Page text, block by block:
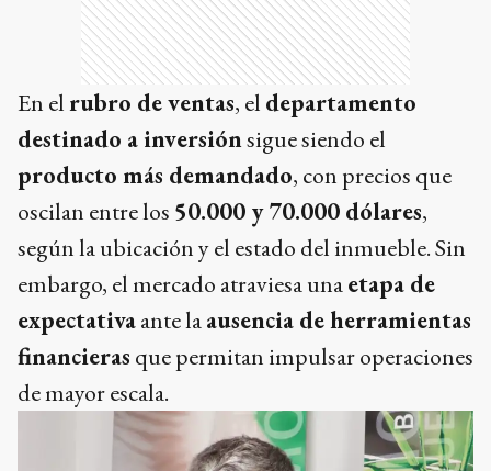
En elrubro de ventas, el departamento
destinado a inversiónsigue siendo el
producto más demandado, con precios que
oscilan entre los 50.000 y 70.000 dólares,
según la ubicación y el estado del inmueble. Sin
embargo, el mercado atraviesa unaetapa de
expectativaante laausencia de herramientas
financieras que permitan impulsar operaciones
de mayor escala.